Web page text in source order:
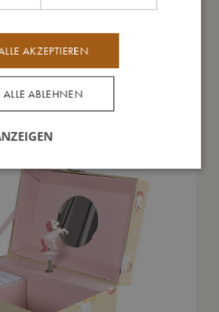
dir auch gefallen
AKZEPTIEREN
ALLE ABLEHNEN